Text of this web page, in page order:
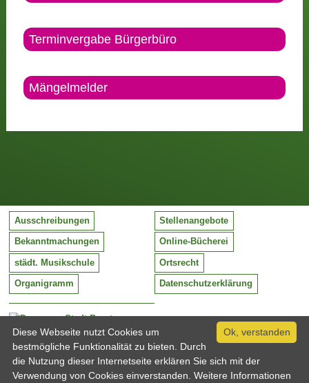
Terminvergabe Bürgerbüro
Mängelmelder
Stadt Barntrup
Mittelstraße 38
32683 Barntrup
Tel:
Email:
05263 / 409-0
info@barntrup.de
Ausschreibungen Stellenangebote
Bekanntmachungen Online-Bücherei
städt. Musikschule Ortsrecht
Organigramm Datenschutzerklärung
Ok, verstanden
Diese Webseite nutzt Cookies um
bestmögliche Funktionalität zu bieten. Durch
die Nutzung dieser Internetseite erklären Sie sich mit der
Verwendung von Cookies einverstanden. Weitere Informationen